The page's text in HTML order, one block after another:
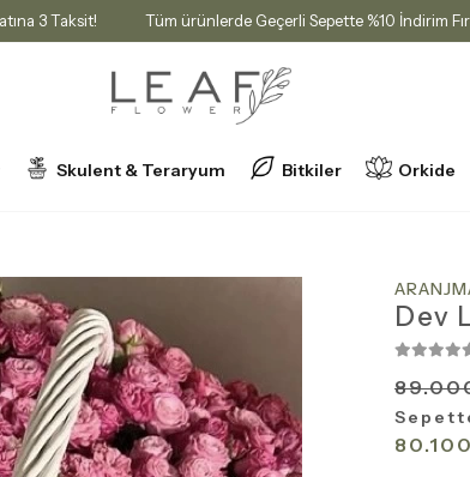
Fiyatına 3 Taksit! Tüm ürünlerde Geçerli Sepette %10
Skulent & Teraryum Bitkiler Orkide
Dev